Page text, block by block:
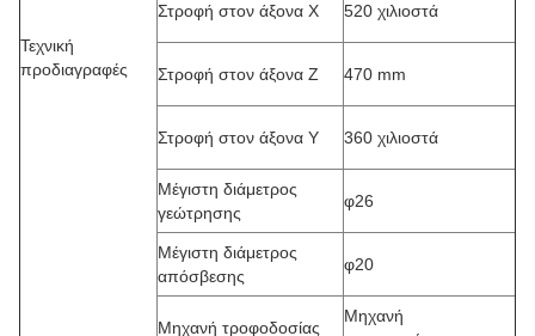
Τεχνική
προδιαγραφές
Στροφή στον άξονα Χ 520 χιλιοστά
Στροφή στον άξονα Z 470 mm
Στροφή στον άξονα Y 360 χιλιοστά
Μέγιστη διάμετρος
γεώτρησης
φ26
Μέγιστη διάμετρος
απόσβεσης
φ20
Μηχανή τροφοδοσίας
Μηχανή